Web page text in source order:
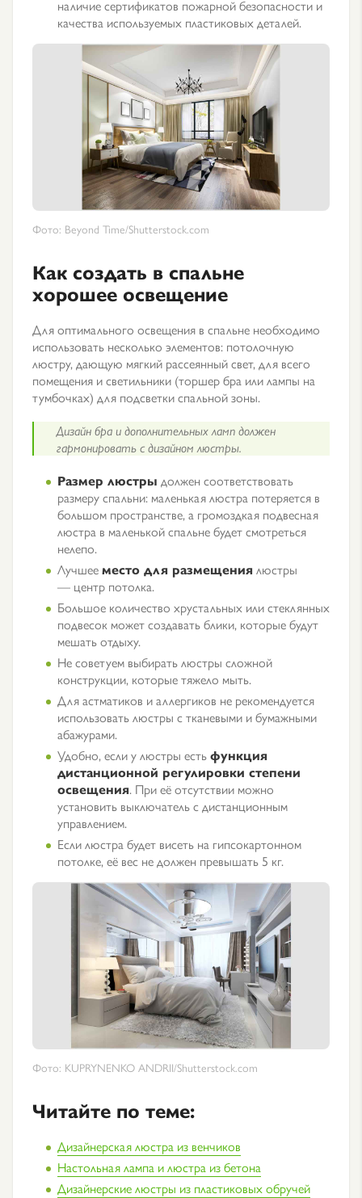
наличие сертификатов пожарной безопасности и
качества используемых пластиковых деталей.
Фото: Beyond Time/Shutterstock.com
Как создать в спальне
хорошее освещение
Для оптимального освещения в спальне необходимо
использовать несколько элементов: потолочную
люстру, дающую мягкий рассеянный свет, для всего
помещения и светильники (торшер бра или лампы на
тумбочках) для подсветки спальной зоны.
Дизайн бра и дополнительных ламп должен
гармонировать с дизайном люстры.
Размер люстры должен соответствовать
размеру спальни: маленькая люстра потеряется в
большом пространстве, а громоздкая подвесная
люстра в маленькой спальне будет смотреться
нелепо.
Лучшееместо для размещениялюстры
— центр потолка.
Большое количество хрустальных или стеклянных
подвесок может создавать блики, которые будут
мешать отдыху.
Не советуем выбирать люстры сложной
конструкции, которые тяжело мыть.
Для астматиков и аллергиков не рекомендуется
использовать люстры с тканевыми и бумажными
абажурами.
Удобно, если у люстры естьфункция
дистанционной регулировки степени
освещения. При её отсутствии можно
установить выключатель с дистанционным
управлением.
Если люстра будет висеть на гипсокартонном
потолке, её вес не должен превышать 5 кг.
Фото: KUPRYNENKO ANDRII/Shutterstock.com
Читайте по теме:
Дизайнерская люстра из венчиков
Настольная лампа и люстра из бетона
Дизайнерские люстры из пластиковых обручей